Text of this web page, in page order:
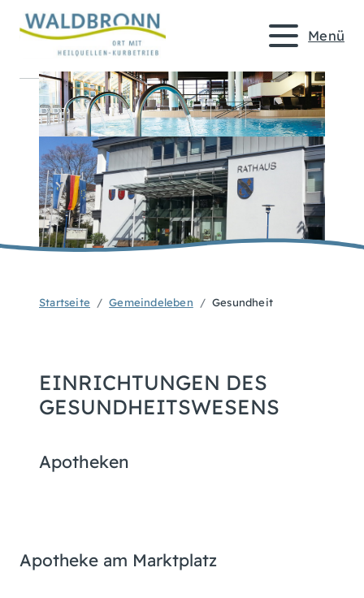
Menü
Startseite Gemeindeleben Gesundheit
EINRICHTUNGEN DES
GESUNDHEITSWESENS
Apotheken
Apotheke am Marktplatz